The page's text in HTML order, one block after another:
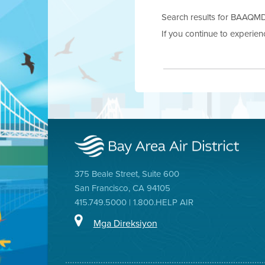
Search results for
If you continue to
375 Beale Street, Suite 600
San Francisco, CA 94105
415.749.5000 | 1.800.HELP AIR
Mga Direksiyon